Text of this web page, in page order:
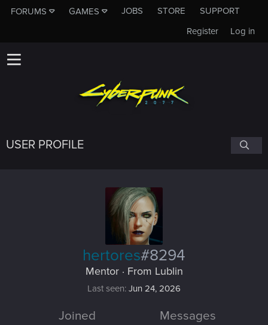
FORUMS GAMES JOBS STORE
SUPPORT
Log in
Register
USER PROFILE
hertores#8294
Mentor · From Lublin
Last seen Jun 24, 2026
Joined Messages